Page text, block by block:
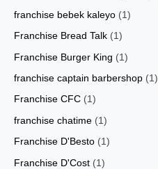
franchise bebek kaleyo (1)
Franchise Bread Talk (1)
Franchise Burger King (1)
franchise captain barbershop (1)
Franchise CFC (1)
franchise chatime (1)
Franchise D'Besto (1)
Franchise D'Cost (1)